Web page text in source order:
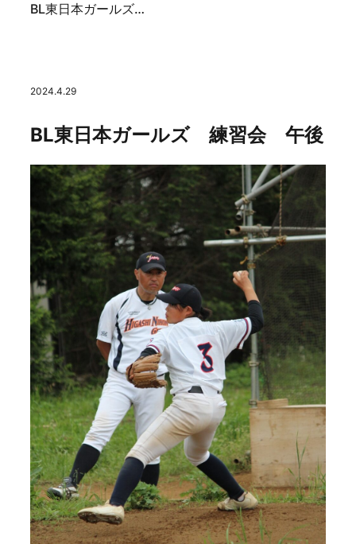
BL東日本ガールズ 練習会 午後
2024.4.29
BL東日本ガールズ 練習会 午後